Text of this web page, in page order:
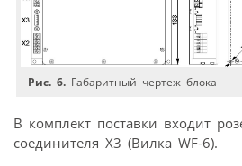
Рис. 6. Габаритный чертеж блока
В комплект поставки входит
соединителя Х3 (Вилка WF-6).